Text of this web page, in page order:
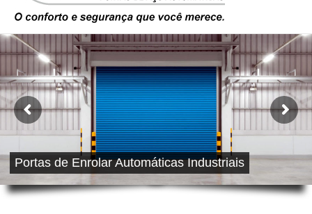
Portas de Enrolar Automáticas Industriais